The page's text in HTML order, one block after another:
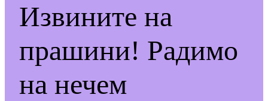
Извините на
прашини! Радимо
на нечем